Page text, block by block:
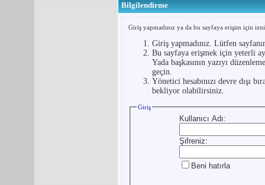
Bilgilendirme
Giriş yapmadınız ya da bu sayfaya erişim için
Giriş yapmadınız. Lütfen
Bu sayfaya erişmek için yeterli
Yada başkasının yazıyı
geçin.
Yönetici hesabınızı devre dışı
bekliyor olabilirsiniz.
Giriş
Kullanıcı Adı:
Şifreniz:
Beni hatırla